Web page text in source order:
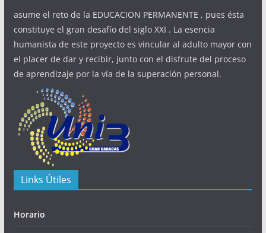
asume el reto de la EDUCACION PERMANENTE , pues ésta
constituye el gran desafío del siglo XXI . La esencia
humanista de este proyecto es vincular al adulto mayor con
el placer de dar y recibir, junto con el disfrute del proceso
de aprendizaje por la vía de la superación personal.
Links Útiles
Horario